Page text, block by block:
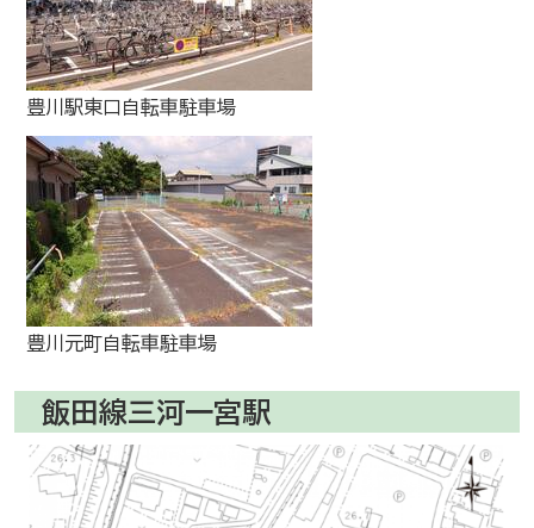
豊川駅東口自転車駐車場
豊川元町自転車駐車場
飯田線三河一宮駅